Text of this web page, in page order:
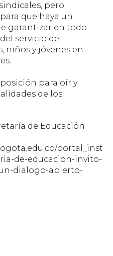
pero
que haya un
garantizar en todo
servicio de
niños y jóvenes en
para oír y
de los
de Educación
portal_inst
de-educacion-invito-
dialogo-abierto-